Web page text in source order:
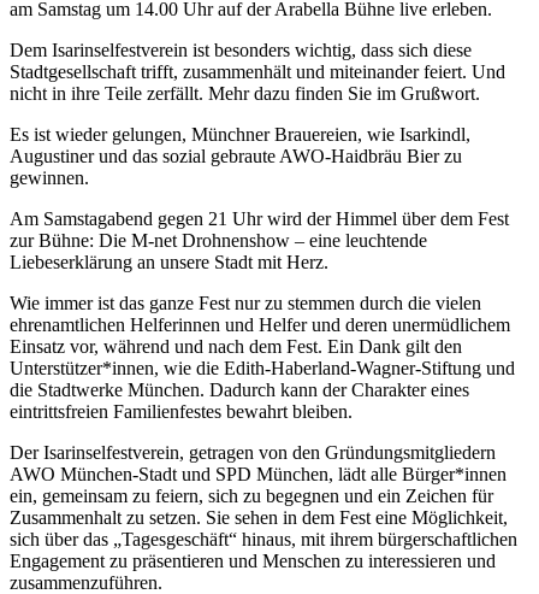
am Samstag um 14.00 Uhr auf der Arabella Bühne live erleben.
Dem Isarinselfestverein ist besonders wichtig, dass sich diese
Stadtgesellschaft trifft, zusammenhält und miteinander feiert. Und
nicht in ihre Teile zerfällt. Mehr dazu finden Sie im Grußwort.
Es ist wieder gelungen, Münchner Brauereien, wie Isarkindl,
Augustiner und das sozial gebraute AWO-Haidbräu Bier zu
gewinnen.
Am Samstagabend gegen 21 Uhr wird der Himmel über dem Fest
zur Bühne: Die M-net Drohnenshow – eine leuchtende
Liebeserklärung an unsere Stadt mit Herz.
Wie immer ist das ganze Fest nur zu stemmen durch die vielen
ehrenamtlichen Helferinnen und Helfer und deren unermüdlichem
Einsatz vor, während und nach dem Fest. Ein Dank gilt den
Unterstützer*innen, wie die Edith-Haberland-Wagner-Stiftung und
die Stadtwerke München. Dadurch kann der Charakter eines
eintrittsfreien Familienfestes bewahrt bleiben.
Der Isarinselfestverein, getragen von den Gründungsmitgliedern
AWO München-Stadt und SPD München, lädt alle Bürger*innen
ein, gemeinsam zu feiern, sich zu begegnen und ein Zeichen für
Zusammenhalt zu setzen. Sie sehen in dem Fest eine Möglichkeit,
sich über das „Tagesgeschäft“ hinaus, mit ihrem bürgerschaftlichen
Engagement zu präsentieren und Menschen zu interessieren und
zusammenzuführen.